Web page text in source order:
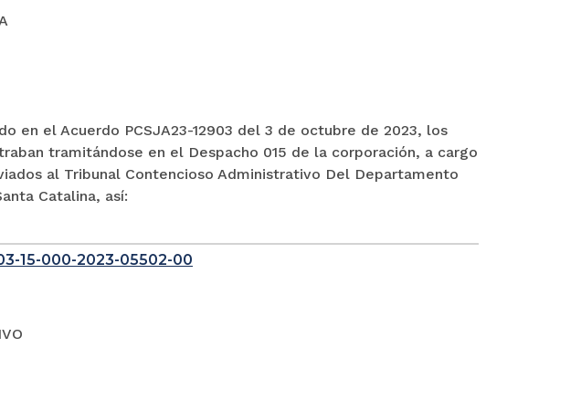
en el Acuerdo PCSJA23-12903 del 3 de octubre de 2023, los
tramitándose en el Despacho 015 de la corporación, a cargo
al Tribunal Contencioso Administrativo Del Departamento
Catalina, así:
03-15-000-2023-05502-00